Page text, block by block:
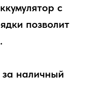
с
позволит
наличный